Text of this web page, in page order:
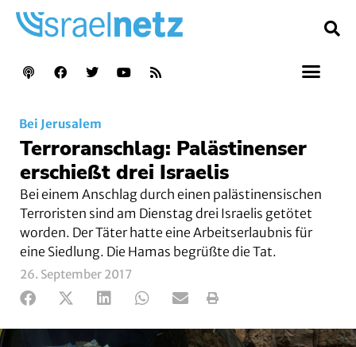
Bei Jerusalem
Terroranschlag: Palästinenser
erschießt drei Israelis
Bei einem Anschlag durch einen palästinensischen
Terroristen sind am Dienstag drei Israelis getötet
worden. Der Täter hatte eine Arbeitserlaubnis für
eine Siedlung. Die Hamas begrüßte die Tat.
26. September 2017